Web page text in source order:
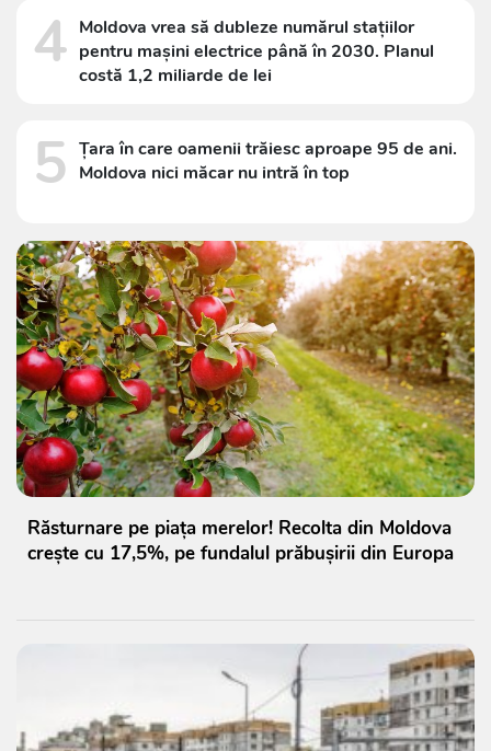
4 Moldova vrea să dubleze numărul stațiilor
pentru mașini electrice până în 2030. Planul
costă 1,2 miliarde de lei
5 Țara în care oamenii trăiesc aproape 95 de ani.
Moldova nici măcar nu intră în top
Răsturnare pe piața merelor! Recolta din Moldova
crește cu 17,5%, pe fundalul prăbușirii din Europa